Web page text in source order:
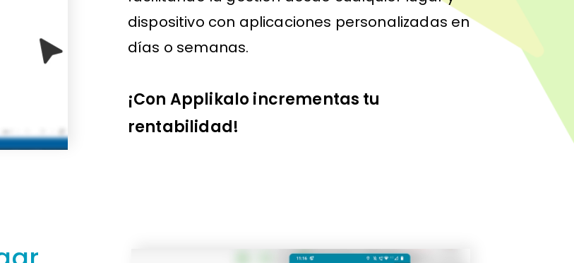
dispositivo con aplicaciones personalizadas en
días o semanas.
¡Con Applikalo incrementas tu
rentabilidad!